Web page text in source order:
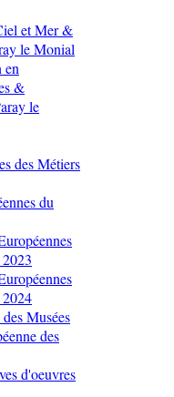
et Mer &
le Monial
en
&
le
des Métiers
du
Musées
des
d'oeuvres